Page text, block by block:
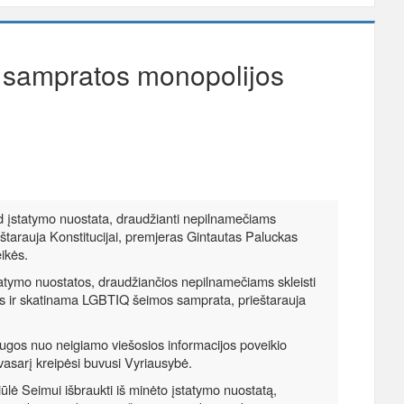
monopolijos
nuostata, draudžianti nepilnamečiams
Konstitucijai, premjeras Gintautas Paluckas
nuostatos, draudžiančios nepilnamečiams skleisti
skatinama LGBTIQ šeimos samprata, prieštarauja
nuo neigiamo viešosios informacijos poveikio
kreipėsi buvusi Vyriausybė.
Seimui išbraukti iš minėto įstatymo nuostatą,